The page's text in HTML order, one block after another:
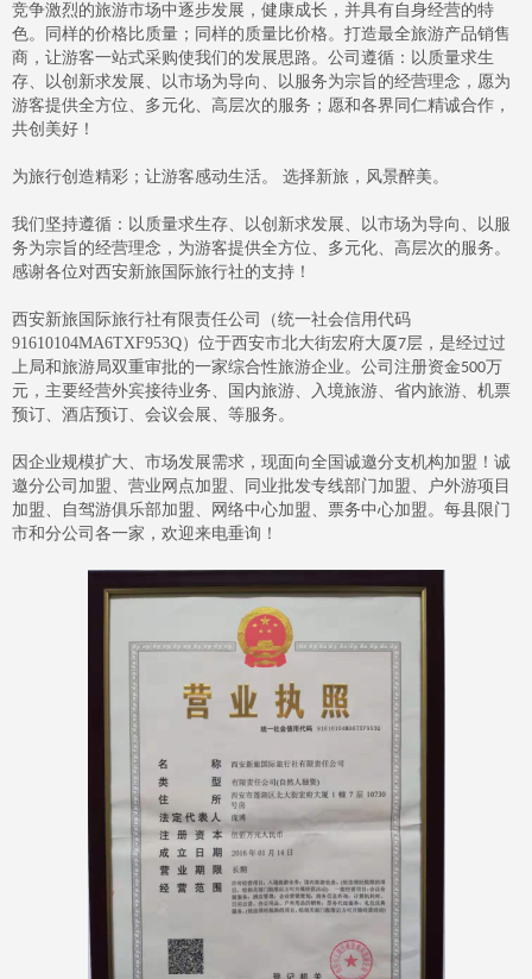
竞争激烈的旅游市场中逐步发展，健康成长，并具有自身经营的特
色。同样的价格比质量；同样的质量比价格。打造最全旅游产品销售
商，让游客一站式采购使我们的发展思路。公司遵循：以质量求生
存、以创新求发展、以市场为导向、以服务为宗旨的经营理念，愿为
游客提供全方位、多元化、高层次的服务；愿和各界同仁精诚合作，
共创美好！
为旅行创造精彩；让游客感动生活。 选择新旅，风景醉美。
我们坚持遵循：以质量求生存、以创新求发展、以市场为导向、以服
务为宗旨的经营理念，为游客提供全方位、多元化、高层次的服务。
感谢各位对西安新旅国际旅行社的支持！
西安新旅国际旅行社有限责任公司（统一社会信用代码
91610104MA6TXF953Q）位于西安市北大街宏府大厦7层，是经过过
上局和旅游局双重审批的一家综合性旅游企业。公司注册资金500万
元，主要经营外宾接待业务、国内旅游、入境旅游、省内旅游、机票
预订、酒店预订、会议会展、等服务。
因企业规模扩大、市场发展需求，现面向全国诚邀分支机构加盟！诚
邀分公司加盟、营业网点加盟、同业批发专线部门加盟、户外游项目
加盟、自驾游俱乐部加盟、网络中心加盟、票务中心加盟。每县限门
市和分公司各一家，欢迎来电垂询！